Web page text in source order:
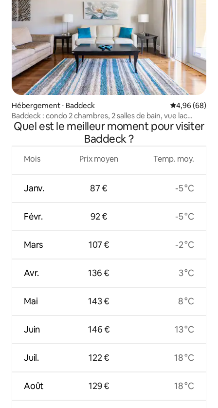
Hébergement ⋅ Baddeck Évaluation
4,96 (68)
Baddeck : condo 2 chambres, 2 salles de bain, vue lac
incroyable
Quel est le meilleur moment pour visiter
Baddeck ?
Mois
Janv.
Févr.
Mars
Avr.
Mai
Juin
Juil.
Août
Prix moyen
87 €
92 €
107 €
136 €
143 €
146 €
122 €
129 €
Temp. moy.
-5 °C
-5 °C
-2 °C
3 °C
8 °C
13 °C
18 °C
18 °C